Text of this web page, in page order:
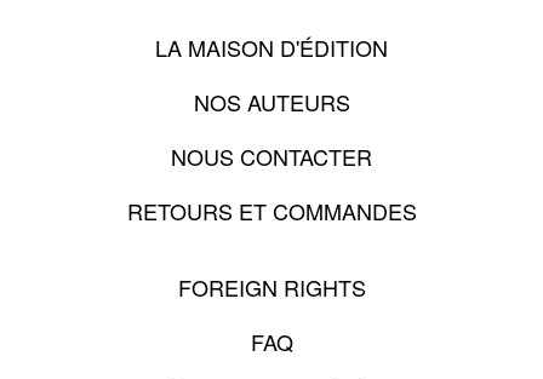
LA MAISON D'ÉDITION
NOS AUTEURS
NOUS CONTACTER
RETOURS ET COMMANDES
FOREIGN RIGHTS
FAQ